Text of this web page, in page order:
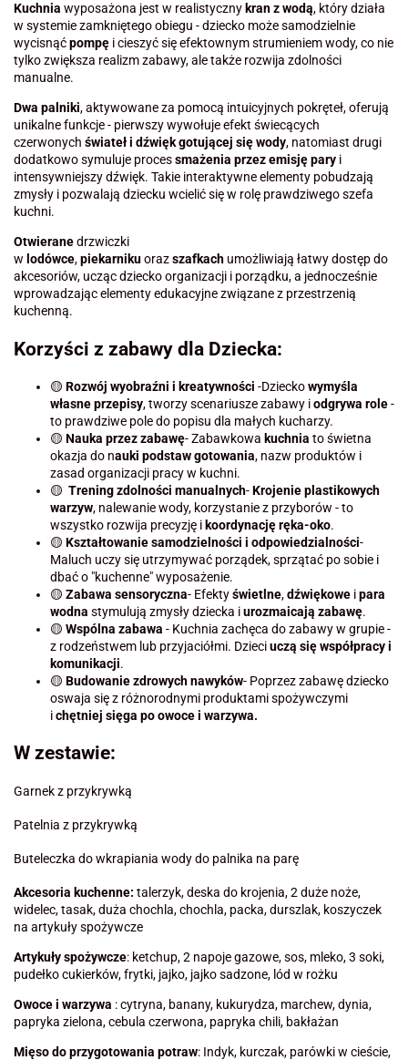
Kuchnia wyposażona jest w realistyczny kran z wodą, który działa
w systemie zamkniętego obiegu - dziecko może samodzielnie
wycisnąćpompę i cieszyć się efektownym strumieniem wody, co nie
tylko zwiększa realizm zabawy, ale także rozwija zdolności
manualne.
Dwa palniki, aktywowane za pomocą intuicyjnych pokręteł, oferują
unikalne funkcje - pierwszy wywołuje efekt świecących
czerwonych świateł i dźwięk gotującej się wody, natomiast drugi
dodatkowo symuluje processmażenia przez emisję pary i
intensywniejszy dźwięk. Takie interaktywne elementy pobudzają
zmysły i pozwalają dziecku wcielić się w rolę prawdziwego szefa
kuchni.
Otwieranedrzwiczki
w lodówce,piekarnikuorazszafkach umożliwiają łatwy dostęp do
akcesoriów, ucząc dziecko organizacji i porządku, a jednocześnie
wprowadzając elementy edukacyjne związane z przestrzenią
kuchenną.
Korzyści z zabawy dla Dziecka:
🟡 Rozwój wyobraźni i kreatywności -Dzieckowymyśla
własne przepisy, tworzy scenariusze zabawy iodgrywa role-
to prawdziwe pole do popisu dla małych kucharzy.
🟡 Nauka przez zabawę- Zabawkowa kuchnia to świetna
okazja do nauki podstaw gotowania, nazw produktów i
zasad organizacji pracy w kuchni.
🟡 Trening zdolności manualnych-Krojenie plastikowych
warzyw, nalewanie wody, korzystanie z przyborów - to
wszystko rozwija precyzję i koordynację ręka-oko.
🟡 Kształtowanie samodzielności i odpowiedzialności-
Maluch uczy się utrzymywać porządek, sprzątać po sobie i
dbać o "kuchenne" wyposażenie.
🟡 Zabawa sensoryczna- Efektyświetlne,dźwiękowe ipara
wodna stymulują zmysły dziecka iurozmaicają zabawę.
🟡 Wspólna zabawa - Kuchnia zachęca do zabawy w grupie -
z rodzeństwem lub przyjaciółmi. Dzieciuczą się współpracy i
komunikacji.
🟡 Budowanie zdrowych nawyków- Poprzez zabawę dziecko
oswaja się z różnorodnymi produktami spożywczymi
ichętniej sięga po owoce i warzywa.
W zestawie:
Garnek z przykrywką
Patelnia z przykrywką
Buteleczka do wkrapiania wody do palnika na parę
Akcesoria kuchenne: talerzyk, deska do krojenia, 2 duże noże,
widelec, tasak, duża chochla, chochla, packa, durszlak, koszyczek
na artykuły spożywcze
Artykuły spożywcze: ketchup, 2 napoje gazowe, sos, mleko, 3 soki,
pudełko cukierków, frytki, jajko, jajko sadzone, lód w rożku
Owoce i warzywa : cytryna, banany, kukurydza, marchew, dynia,
papryka zielona, cebula czerwona, papryka chili, bakłażan
Mięso do przygotowania potraw: Indyk, kurczak, parówki w cieście,